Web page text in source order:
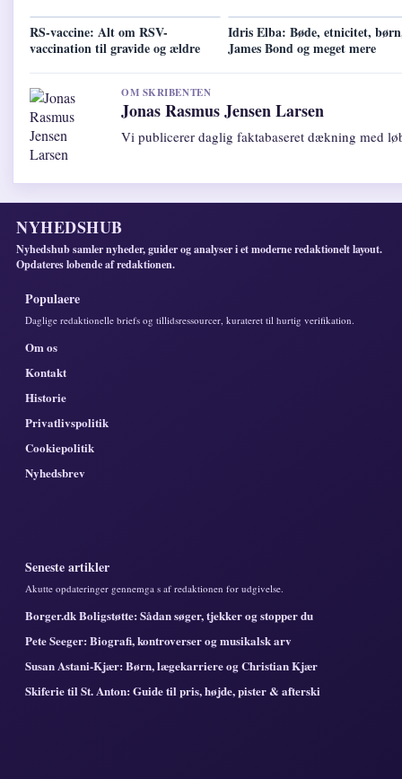
RS-vaccine: Alt om RSV-
vaccination til gravide og ældre
Idris Elba: Bøde, etnicitet,
James Bond og meget mere
OM SKRIBENTEN
Jonas Rasmus Jensen Larsen
Vi publicerer daglig faktabaseret dækning med
NYHEDSHUB
Nyhedshub samler nyheder, guider og analyser i et moderne redaktionelt layout.
Opdateres lobende af redaktionen.
Populaere
Daglige redaktionelle briefs og tillidsressourcer, kurateret til hurtig verifikation.
Om os
Kontakt
Historie
Privatlivspolitik
Cookiepolitik
Nyhedsbrev
Seneste artikler
Akutte opdateringer gennemga s af redaktionen for udgivelse.
Borger.dk Boligstøtte: Sådan søger, tjekker og stopper du
Pete Seeger: Biografi, kontroverser og musikalsk arv
Susan Astani-Kjær: Børn, lægekarriere og Christian Kjær
Skiferie til St. Anton: Guide til pris, højde, pister & afterski